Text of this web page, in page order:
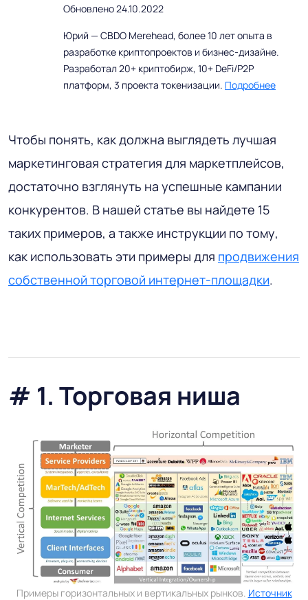
Обновлено 24.10.2022
Юрий — CBDO Merehead, более 10 лет опыта в
разработке криптопроектов и бизнес-дизайне.
Разработал 20+ криптобирж, 10+ DeFi/P2P
платформ, 3 проекта токенизации. Подробнее
Чтобы понять, как должна выглядеть лучшая
маркетинговая стратегия для маркетплейсов,
достаточно взглянуть на успешные кампании
конкурентов. В нашей статье вы найдете 15
таких примеров, а также инструкции по тому,
как использовать эти примеры для продвижения
собственной торговой интернет-площадки.
# 1. Торговая ниша
Примеры горизонтальных и вертикальных рынков. Источник